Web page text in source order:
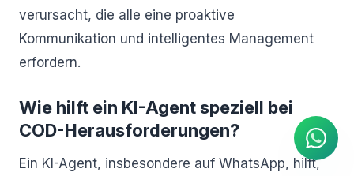
verursacht, die alle eine proaktive
Kommunikation und intelligentes Management
erfordern.
Wie hilft ein KI-Agent speziell bei
COD-Herausforderungen?
Ein KI-Agent, insbesondere auf WhatsApp, hilft,